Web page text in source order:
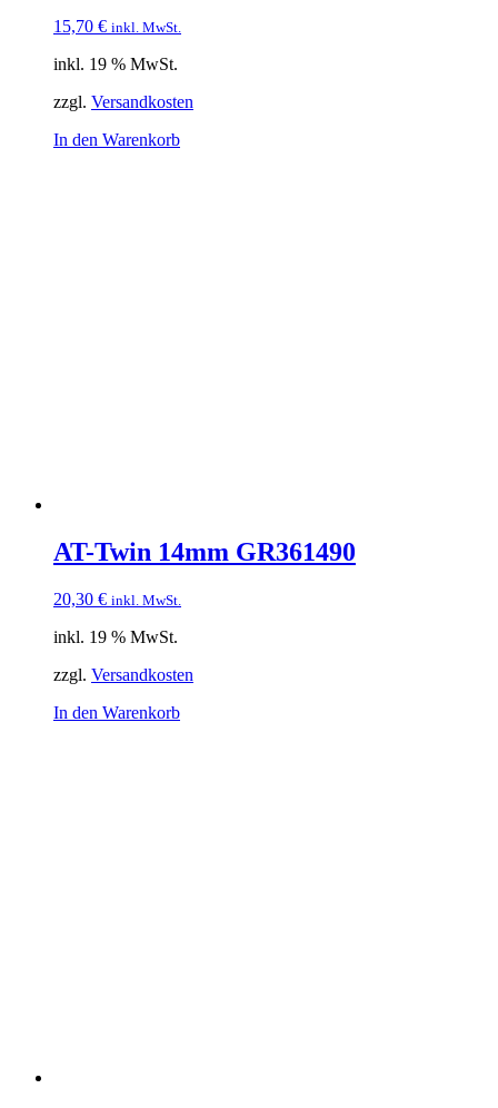
15,70 € inkl. MwSt.
inkl. 19 % MwSt.
zzgl. Versandkosten
In den Warenkorb
AT-Twin 14mm GR361490
20,30 € inkl. MwSt.
inkl. 19 % MwSt.
zzgl. Versandkosten
In den Warenkorb